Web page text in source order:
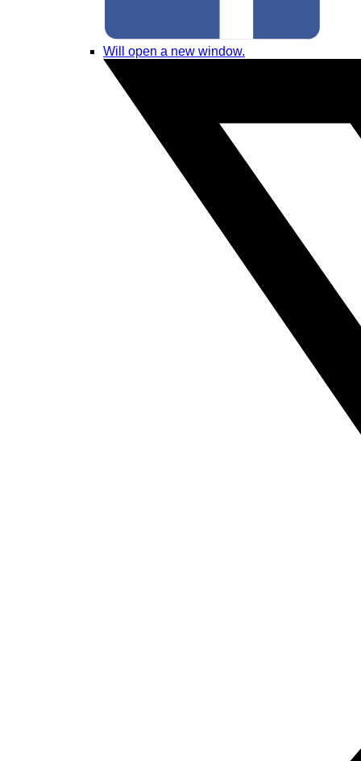
Will open a new window.